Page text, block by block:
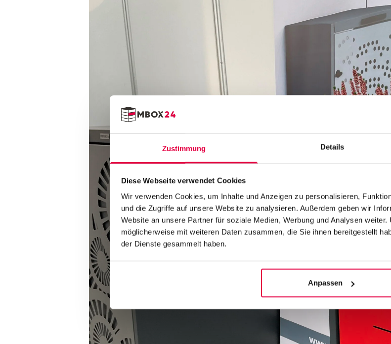
Zustimmung Details
Diese Webseite verwendet Cookies
Wir verwenden Cookies, um Inhalte und Anzeigen zu personalisieren,
und die Zugriffe auf unsere Website zu analysieren. Außerdem geben wir
Website an unsere Partner für soziale Medien, Werbung und Analysen
möglicherweise mit weiteren Daten zusammen, die Sie ihnen bereitgestellt
der Dienste gesammelt haben.
Anpassen
E-mail Telefonnummer
Kommentar oder Nachricht*
Mit der Anmeldung zum Newsletter akzeptierst du die Nutzungsbedingungen und
This site is protected by reCAPTCHA and the Google andTerms of Service apply.